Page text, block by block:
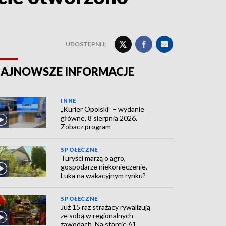
UDOSTĘPNIJ:
INFORMACJE
INNE
„Kurier Opolski” – wydanie
główne, 8 sierpnia 2026.
Zobacz program
SPOŁECZNE
Turyści marzą o agro,
gospodarze niekonieczenie.
Luka na wakacyjnym rynku?
SPOŁECZNE
Już 15 raz strażacy rywalizują
ze sobą w regionalnych
zawodach. Na starcie 61